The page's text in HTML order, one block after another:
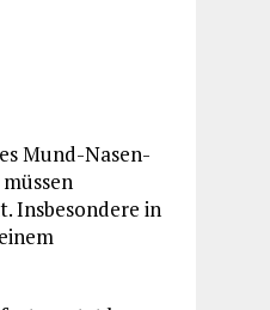
Mund-Nasen-
Insbesondere in